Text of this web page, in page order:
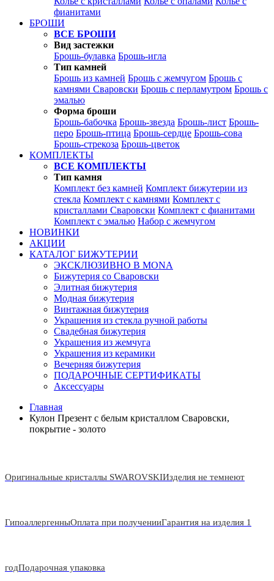
фианитами
БРОШИ
ВСЕ БРОШИ
Вид застежки
Брошь-булавка Брошь-игла
Тип камней
Брошь из камней Брошь с жемчугом Брошь с
камнями Сваровски Брошь с перламутром Брошь с
эмалью
Форма броши
Брошь-бабочка Брошь-звезда Брошь-лист Брошь-
перо Брошь-птица Брошь-сердце Брошь-сова
Брошь-стрекоза Брошь-цветок
КОМПЛЕКТЫ
ВСЕ КОМПЛЕКТЫ
Тип камня
Комплект без камней Комплект бижутерии из
стекла Комплект с камнями Комплект с
кристаллами Сваровски Комплект с фианитами
Комплект с эмалью Набор с жемчугом
НОВИНКИ
АКЦИИ
КАТАЛОГ БИЖУТЕРИИ
ЭКСКЛЮЗИВНО В MONA
Бижутерия со Сваровски
Элитная бижутерия
Модная бижутерия
Винтажная бижутерия
Украшения из стекла ручной работы
Свадебная бижутерия
Украшения из жемчуга
Украшения из керамики
Вечерняя бижутерия
ПОДАРОЧНЫЕ СЕРТИФИКАТЫ
Аксессуары
Главная
Кулон Презент с белым кристаллом Сваровски,
покрытие - золото
Оригинальные кристаллы SWAROVSKIИзделия не темнеют
ГипоаллергенныОплата при полученииГарантия на изделия 1
годПодарочная упаковка